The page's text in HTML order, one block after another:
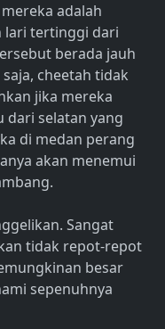
adalah
lari tertinggi dari
berada jauh
cheetah tidak
jika mereka
selatan yang
di medan perang
akan menemui
Sangat
tidak repot-repot
besar
sepenuhnya